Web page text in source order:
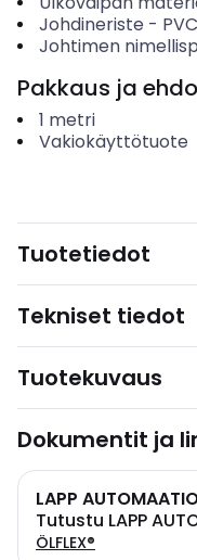
Johdineriste - PVC
Johtimen
Pakkaus ja
1 metri
Vakiokäyttötuote
Tuotetiedot
Tekniset tiedot
Tuotekuvaus
Dokumentit ja
LAPP
Tutustu LAPP
ÖLFLEX®